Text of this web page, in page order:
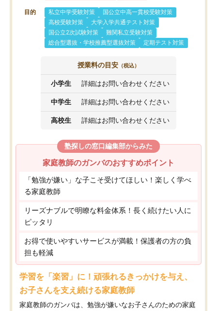
目的 私立中学受験対策
国公立中高一貫校受験対策
高校受験対策
大学入学共通テスト対策
国公立2次試験対策
難関私立受験対策
総合型選抜・学校推薦型選抜対策
定期テスト対策
授業料の目安 （税込）
小学生 詳細はお問い合わせください
中学生 詳細はお問い合わせください
高校生 詳細はお問い合わせください
塾探しの窓口編集部からみた
家庭教師のガンバのおすすめポイント
「勉強が嫌い」な子こそ受けてほしい！楽しく学べ
る家庭教師
リーズナブルで明瞭な料金体系！長く続けたい人に
ピッタリ
お得で使いやすいサービスが満載！保護者の方の負
担も軽減
学習を「楽習」に！頑張れるきっかけを与え、
お子さんを支え続ける家庭教師
家庭教師のガンバは、勉強が嫌いなお子さんのための家庭